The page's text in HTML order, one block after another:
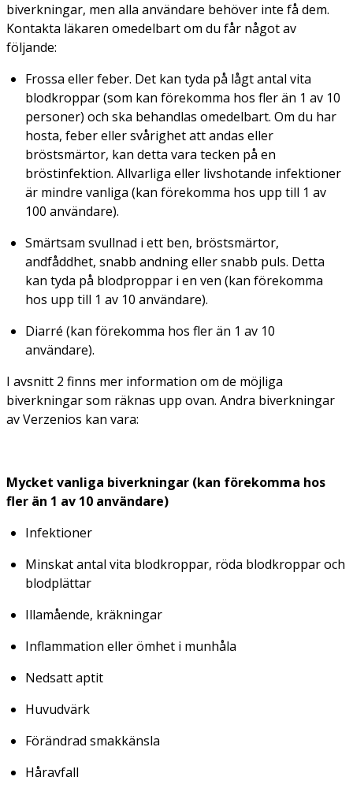
biverkningar, men alla användare behöver inte få dem.
Kontakta läkaren omedelbart om du får något av
följande:
Frossa eller feber. Det kan tyda på lågt antal vita
blodkroppar (som kan förekomma hos fler än 1 av 10
personer) och ska behandlas omedelbart. Om du har
hosta, feber eller svårighet att andas eller
bröstsmärtor, kan detta vara tecken på en
bröstinfektion. Allvarliga eller livshotande infektioner
är mindre vanliga (kan förekomma hos upp till 1 av
100 användare).
Smärtsam svullnad i ett ben, bröstsmärtor,
andfåddhet, snabb andning eller snabb puls. Detta
kan tyda på blodproppar i en ven (kan förekomma
hos upp till 1 av 10 användare).
Diarré (kan förekomma hos fler än 1 av 10
användare).
I avsnitt 2 finns mer information om de möjliga
biverkningar som räknas upp ovan. Andra biverkningar
av Verzenios kan vara:
Mycket vanliga biverkningar (kan förekomma hos
fler än 1 av 10 användare)
Infektioner
Minskat antal vita blodkroppar, röda blodkroppar och
blodplättar
Illamående, kräkningar
Inflammation eller ömhet i munhåla
Nedsatt aptit
Huvudvärk
Förändrad smakkänsla
Håravfall